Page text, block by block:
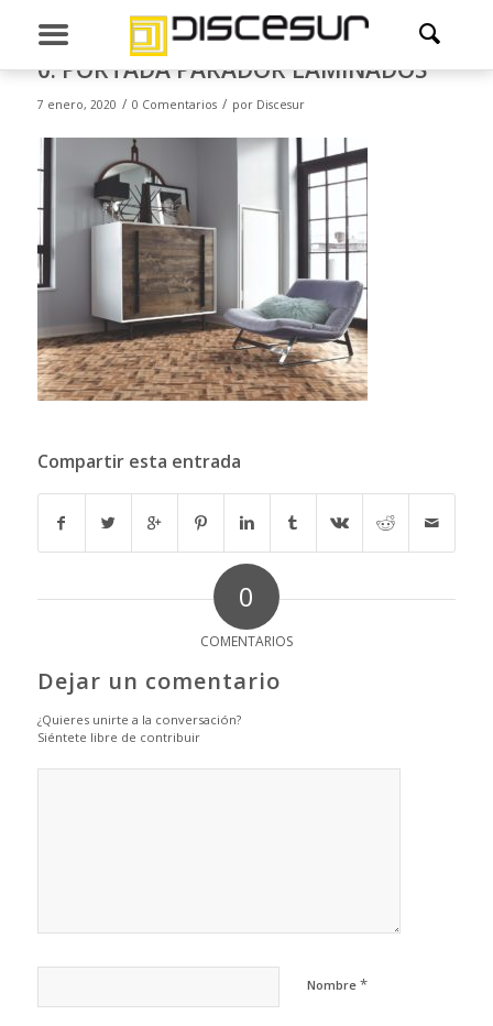
0. PORTADA PARADOR LAMINADOS
7 enero, 2020 / 0 Comentarios / por Discesur
Compartir esta entrada
0
COMENTARIOS
Dejar un comentario
¿Quieres unirte a la conversación?
Siéntete libre de contribuir
Nombre *